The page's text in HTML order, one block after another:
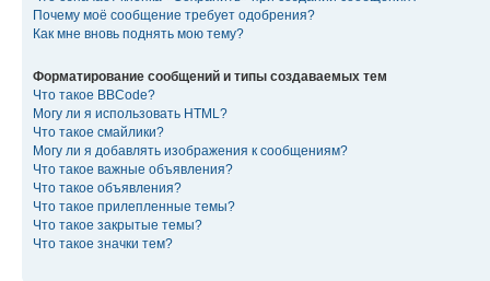
Почему моё сообщение требует одобрения?
Как мне вновь поднять мою тему?
Форматирование сообщений и типы создаваемых тем
Что такое BBCode?
Могу ли я использовать HTML?
Что такое смайлики?
Могу ли я добавлять изображения к сообщениям?
Что такое важные объявления?
Что такое объявления?
Что такое прилепленные темы?
Что такое закрытые темы?
Что такое значки тем?